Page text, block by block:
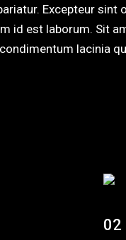
Excepteur sint
id est laborum. Sit
lacinia
02